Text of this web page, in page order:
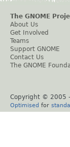
The GNOME
About Us
Get Involved
Teams
Support GNOME
Contact Us
The GNOME
Copyright © 2005
Optimised for